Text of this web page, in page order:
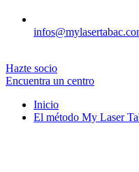
Hazte socio
Encuentra un centro
Inicio
El método My Laser